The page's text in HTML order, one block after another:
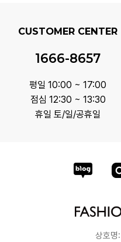
CUSTOMER CENTER
1666-8657
평일 10:00 ~ 17:00
점심 12:30 ~ 13:30
휴일 토/일/공휴일
상호명